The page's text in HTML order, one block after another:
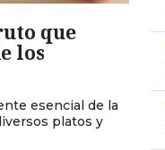
que
los
esencial de la
platos y